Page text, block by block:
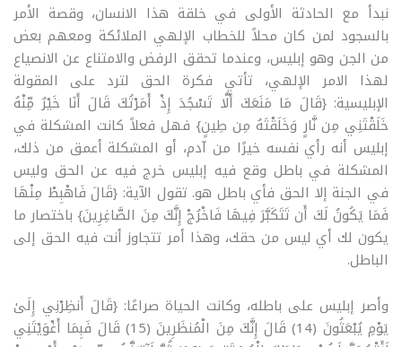
نبدأ مع الحادثة الأولى في خلقة هذا الانسان، وقصة الأمر
بالسجود لمن كان محلاً للخطاب الإلهي الملائكة ومعهم بعض
من الجن وهو إبليس، وعندما تحقق الرفض والامتناع عن الانصياع
لهذا الامر الإلهي، تأتي فكرة الحق لترد على المقولة
الإبليسية: {قَالَ مَا مَنَعَكَ أَلَّا تَسْجُدَ إِذْ أَمَرْتُكَ قَالَ أَنَا خَيْرٌ مِّنْهُ
خَلَقْتَنِي مِن نَّارٍ وَخَلَقْتَهُ مِن طِينٍ} فهل فعلاً كانت المشكلة في
إبليس أنه رأي نفسه خيرًا من آدم، أو المشكلة أعمق من ذلك،
المشكلة في باطل وقع فيه إبليس خرج فيه عن الحق وليس
في الجنة إلا الحق فأي باطل هو. تقول الآية: {قَالَ فَاهْبِطْ مِنْهَا
فَمَا يَكُونُ لَكَ أَن تَتَكَبَّرَ فِيهَا فَاخْرُجْ إِنَّكَ مِنَ الصَّاغِرِينَ} باختصار ما
يكون لك أي ليس من حقك، وهذا أمر تتجاوز أنت فيه الحق إلى
الباطل.
وأصر إبليس على باطله، وكانت الحياة صراعًا: {قَالَ أَنظِرْنِي إِلَىٰ
يَوْمِ يُبْعَثُونَ (14) قَالَ إِنَّكَ مِنَ الْمُنظَرِينَ (15) قَالَ فَبِمَا أَغْوَيْتَنِي